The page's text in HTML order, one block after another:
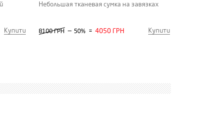
Купити
Небольшая тканевая сумка на завязках
8100 ГРН — 50% = 4050 ГРН Купити